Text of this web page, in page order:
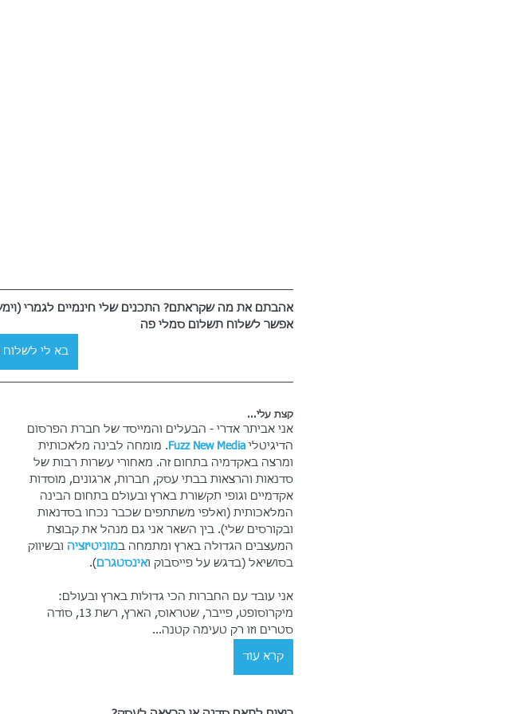
אהבתם את מה שקראתם? התכנים שלי חינמיים לגמרי
אפשר לשלוח תשלום סמלי פה
בא לי לשלוח
קצת עלי...
אני אביתר אדרי - הבעלים והמייסד של חברת הפרסום
הדיגיטלי Fuzz New Media
. מומחה לבינה מלאכותית
ומרצה באקדמיה בתחום זה. מאחורי עשרות רבות של
סדנאות והרצאות בבתי עסק, חברות, ארגונים, מוסדות
אקדמיים וגופי תקשורת בארץ ובעולם בתחום הבינה
המלאכותית (ואלפי משתתפים שכבר נכחו בסדנאות
ובקורסים שלי). בין השאר אני גם מנהל את קבוצת
המעצבים הגדולה בארץ ומתמחה במוניטיזציה ובשיווק
בסושיאל (בדגש על פייסבוק ואינסטגרם).
אני עובד עם החברות הכי גדולות בארץ ובעולם:
מיקרוסופט, פייבר, שטראוס, הארץ, רשת 13, סודה
סטרים וזו רק טעימה קטנה...
קרא עוד